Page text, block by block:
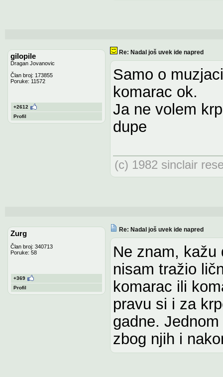
gilopile
Dragan Jovanovic
Član broj: 173855
Poruke: 11572
+2612
Profil
Re: Nadal još uvek ide napred
Samo o
komarac ok.
Ja ne volem
dupe
(c) 1982 sinclair
Zurg
Član broj: 340713
Poruke: 58
+369
Profil
Re: Nadal još uvek ide napred
Ne znam, kažu
nisam tražio
komarac ili
pravu si i za
gadne.
zbog njih i